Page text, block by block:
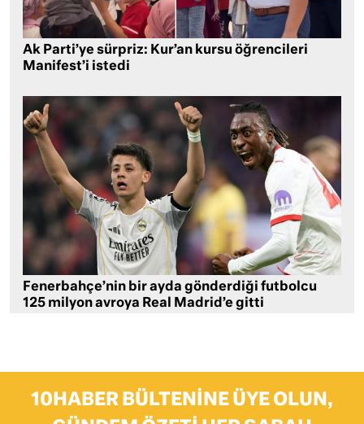
Ak Parti’ye sürpriz: Kur’an kursu öğrencileri
Manifest’i istedi
Fenerbahçe’nin bir ayda gönderdiği futbolcu
125 milyon avroya Real Madrid’e gitti
10HABER BÜLTENINE ÜYE OLUN,